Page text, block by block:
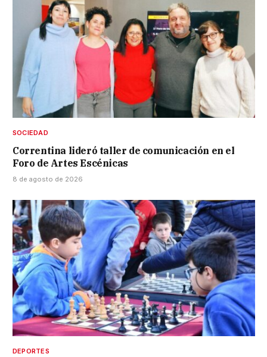
SOCIEDAD
Correntina lideró taller de comunicación en el
Foro de Artes Escénicas
8 de agosto de 2026
DEPORTES